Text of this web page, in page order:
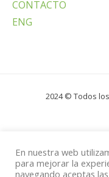
CONTACTO
ENG
2024 © Todos
En nuestra web
para mejorar la
navegando aceptas